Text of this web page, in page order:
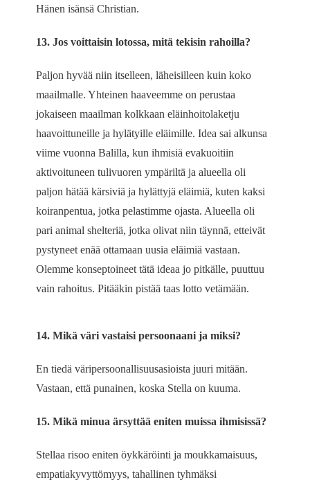
Hänen isänsä Christian.
13. Jos voittaisin lotossa, mitä tekisin rahoilla?
Paljon hyvää niin itselleen, läheisilleen kuin koko
maailmalle. Yhteinen haaveemme on perustaa
jokaiseen maailman kolkkaan eläinhoitolaketju
haavoittuneille ja hylätyille eläimille. Idea sai alkunsa
viime vuonna Balilla, kun ihmisiä evakuoitiin
aktivoituneen tulivuoren ympäriltä ja alueella oli
paljon hätää kärsiviä ja hylättyjä eläimiä, kuten kaksi
koiranpentua, jotka pelastimme ojasta. Alueella oli
pari animal shelteriä, jotka olivat niin täynnä, etteivät
pystyneet enää ottamaan uusia eläimiä vastaan.
Olemme konseptoineet tätä ideaa jo pitkälle, puuttuu
vain rahoitus. Pitääkin pistää taas lotto vetämään.
14. Mikä väri vastaisi persoonaani ja miksi?
En tiedä väripersoonallisuusasioista juuri mitään.
Vastaan, että punainen, koska Stella on kuuma.
15. Mikä minua ärsyttää eniten muissa ihmisissä?
Stellaa risoo eniten öykkäröinti ja moukkamaisuus,
empatiakyvyttömyys, tahallinen tyhmäksi